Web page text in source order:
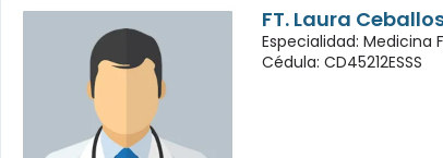
FT. Laura
Especialidad: Medicina
Cédula: CD45212ESSS